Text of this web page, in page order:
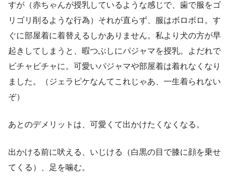
すが（赤ちゃんが授乳しているような感じで、歯で服をゴ
リゴリ削るような行為）それが直らず、服はボロボロ。す
ぐに部屋着に着替えるしかありません。私より犬の方が早
起きしてしまうと、暇つぶしにパジャマを授乳。よだれで
ビチャビチャに。可愛いパジャマや部屋着は着れなくなり
ました。（ジェラピケなんてこれじゃあ、一生着られない
ぞ）
あとのデメリットは、可愛くて出かけたくなくなる。
出かける前に吠える、いじける（白黒の目で膝に顔を乗せ
てくる）、足を噛む。